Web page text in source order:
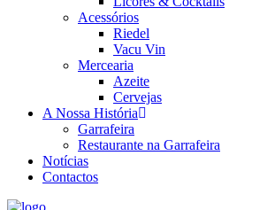
Acessórios
Riedel
Vacu Vin
Mercearia
Azeite
Cervejas
A Nossa História
Garrafeira
Restaurante na Garrafeira
Notícias
Contactos